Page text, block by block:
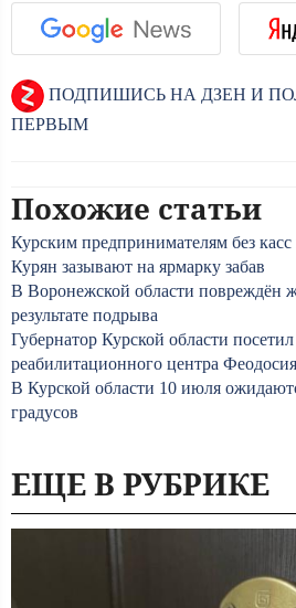
ПОДПИШИСЬ НА ДЗЕН И
ПЕРВЫМ
Похожие статьи
Курским предпринимателям без
Курян зазывают на ярмарку забав
В Воронежской области повреждён
результате подрыва
Губернатор Курской области
реабилитационного центра
В Курской области 10 июля
градусов
ЕЩЕ В РУБРИКЕ